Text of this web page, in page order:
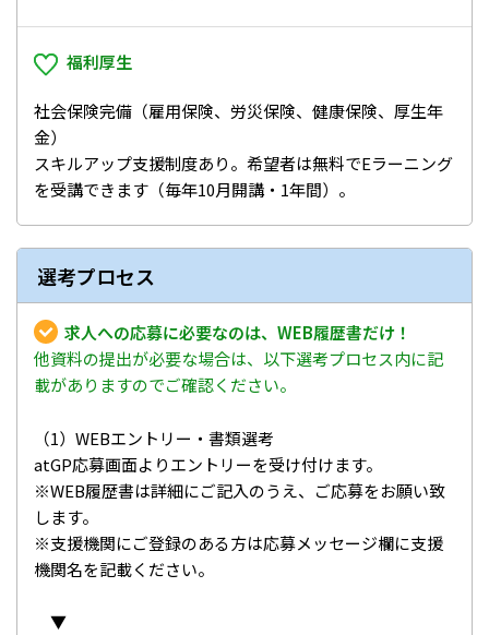
福利厚生
社会保険完備（雇用保険、労災保険、健康保険、厚生年
金）
スキルアップ支援制度あり。希望者は無料でEラーニング
を受講できます（毎年10月開講・1年間）。
選考プロセス
求人への応募に必要なのは、WEB履歴書だけ！
他資料の提出が必要な場合は、以下選考プロセス内に記
載がありますのでご確認ください。
（1）WEBエントリー・書類選考
atGP応募画面よりエントリーを受け付けます。
※WEB履歴書は詳細にご記入のうえ、ご応募をお願い致
します。
※支援機関にご登録のある方は応募メッセージ欄に支援
機関名を記載ください。
▼